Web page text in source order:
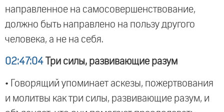
направленное на самосовершенствование,
должно быть направлено на пользу другого
человека, а не на себя.
02:47:04 Три силы, развивающие разум
• Говорящий упоминает аскезы, пожертвования
и молитвы как три силы, развивающие разум, и